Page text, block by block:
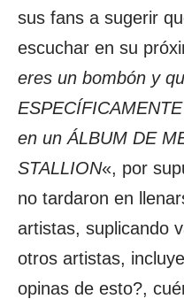
sus fans a sugerir
escuchar en su
eres un bombón y
en un ÁLBUM DE
STALLION«, por
no tardaron en
artistas, suplicando
otros artistas,
opinas de esto?,